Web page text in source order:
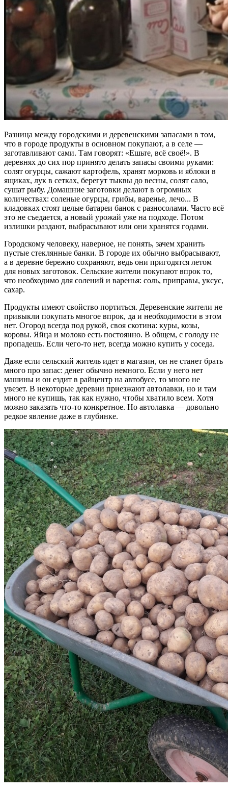
Разница между городскими и деревенскими запасами в том,
что в городе продукты в основном покупают, а в селе —
заготавливают сами. Там говорят: «Ешьте, всё своё!». В
деревнях до сих пор принято делать запасы своими руками:
солят огурцы, сажают картофель, хранят морковь и яблоки в
ящиках, лук в сетках, берегут тыквы до весны, солят сало,
сушат рыбу. Домашние заготовки делают в огромных
количествах: соленые огурцы, грибы, варенье, лечо... В
кладовках стоят целые батареи банок с разносолами. Часто всё
это не съедается, а новый урожай уже на подходе. Потом
излишки раздают, выбрасывают или они хранятся годами.
Городскому человеку, наверное, не понять, зачем хранить
пустые стеклянные банки. В городе их обычно выбрасывают,
а в деревне бережно сохраняют, ведь они пригодятся летом
для новых заготовок. Сельские жители покупают впрок то,
что необходимо для солений и варенья: соль, приправы, уксус,
сахар.
Продукты имеют свойство портиться. Деревенские жители не
привыкли покупать многое впрок, да и необходимости в этом
нет. Огород всегда под рукой, своя скотина: куры, козы,
коровы. Яйца и молоко есть постоянно. В общем, с голоду не
пропадешь. Если чего-то нет, всегда можно купить у соседа.
Даже если сельский житель идет в магазин, он не станет брать
много про запас: денег обычно немного. Если у него нет
машины и он ездит в райцентр на автобусе, то много не
увезет. В некоторые деревни приезжают автолавки, но и там
много не купишь, так как нужно, чтобы хватило всем. Хотя
можно заказать что-то конкретное. Но автолавка — довольно
редкое явление даже в глубинке.